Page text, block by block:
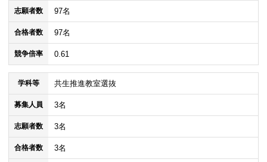
志願者数 97名
合格者数 97名
競争倍率 0.61
学科等 共生推進教室選抜
募集人員 3名
志願者数 3名
合格者数 3名